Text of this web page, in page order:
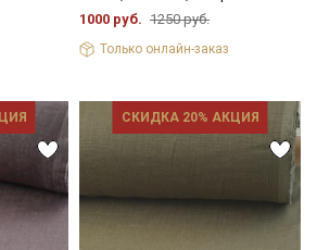
1000 руб. 1250 руб.
Только онлайн-заказ
СКИДКА 20% АКЦИЯ
от Купава